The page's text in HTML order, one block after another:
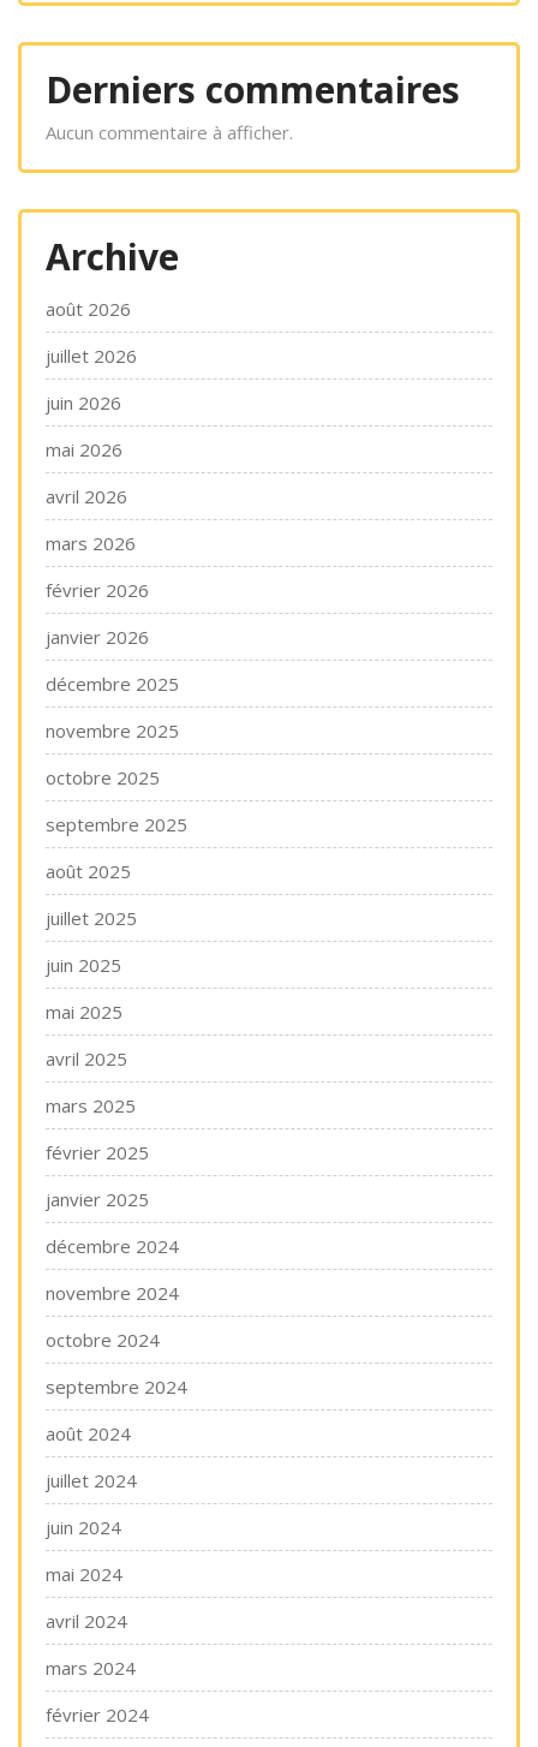
Derniers commentaires
Aucun commentaire à afficher.
Archive
août 2026
juillet 2026
juin 2026
mai 2026
avril 2026
mars 2026
février 2026
janvier 2026
décembre 2025
novembre 2025
octobre 2025
septembre 2025
août 2025
juillet 2025
juin 2025
mai 2025
avril 2025
mars 2025
février 2025
janvier 2025
décembre 2024
novembre 2024
octobre 2024
septembre 2024
août 2024
juillet 2024
juin 2024
mai 2024
avril 2024
mars 2024
février 2024